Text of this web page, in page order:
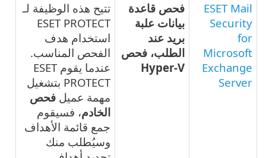
ESET Mail
Security
for
Microsoft
Exchange
Server
فحص قاعدة
بيانات علبة
بريد عند
الطلب، فحص
Hyper-V
تتيح هذه الوظيفة لـ
ESET PROTECT
استخدام هدف
الفحص المناسب.
عندما يقوم ESET
PROTECT بتشغيل
مهمة عميل فحص
الخادم، فسيقوم
جمع قائمة الأهداف
وسيُطلب منك